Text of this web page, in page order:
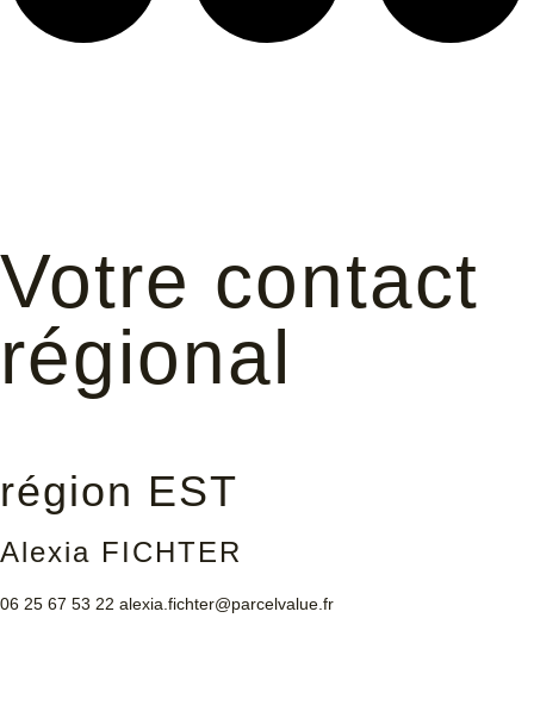
Votre contact
régional
région EST
Alexia FICHTER
06 25 67 53 22 alexia.fichter@parcelvalue.fr